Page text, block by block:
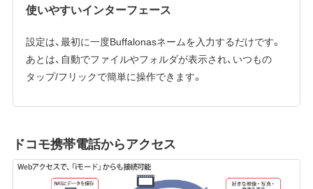
使いやすいインターフェース
設定は、最初に一度Buffalonasネームを入力するだけです。
あとは、自動でファイルやフォルダが表示され、いつもの
タップ/フリックで簡単に操作できます。
ドコモ携帯電話からアクセス